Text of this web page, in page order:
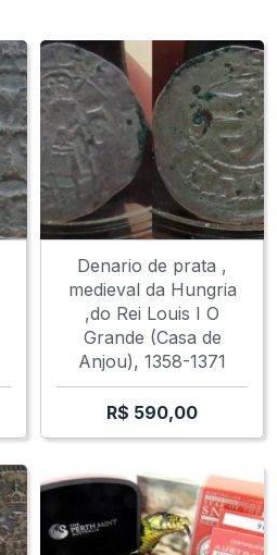
Denario de prata ,
medieval da Hungria
,do Rei Louis I O
Grande (Casa de
Anjou), 1358-1371
R$ 590,00